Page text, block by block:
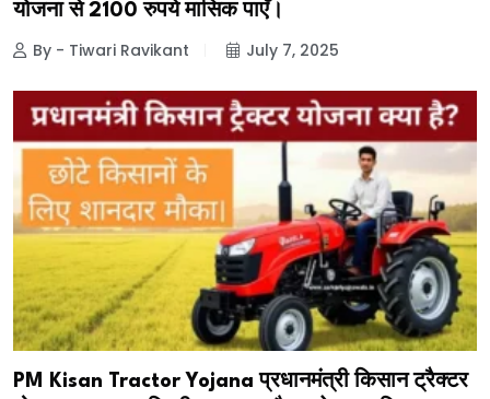
योजना से 2100 रुपये मासिक पाएँ।
By - Tiwari Ravikant July 7, 2025
PM Kisan Tractor Yojana प्रधानमंत्री किसान ट्रैक्टर